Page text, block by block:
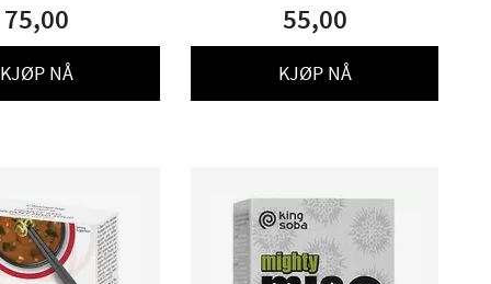
75,00
KJØP NÅ
55,00
KJØP NÅ